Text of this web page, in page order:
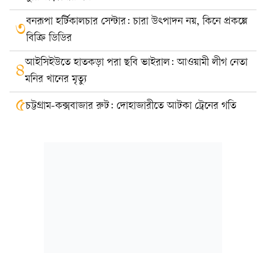
৩বনরূপা হর্টিকালচার সেন্টার: চারা উৎপাদন নয়, কিনে প্রকল্পে
বিক্রি ডিডির
৪আইসিইউতে হাতকড়া পরা ছবি ভাইরাল: আওয়ামী লীগ নেতা
মনির খানের মৃত্যু
৫চট্টগ্রাম-কক্সবাজার রুট: দোহাজারীতে আটকা ট্রেনের গতি